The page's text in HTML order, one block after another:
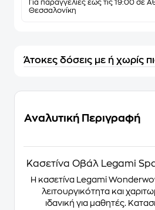
Για παραγγελίες έως τις 19:00 σε
Θεσσαλονίκη
Άτοκες δόσεις με ή χωρίς
Αναλυτική Περιγραφή
Κασετίνα Οβάλ Legami
Η κασετίνα Legami
λειτουργικότητα και
ιδανική για μαθητές.